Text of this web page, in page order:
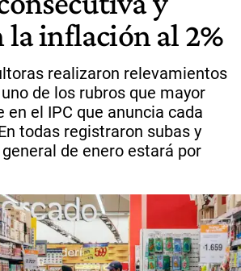
la inflación al 2%
realizaron relevamientos
de los rubros que mayor
en el IPC que anuncia cada
todas registraron subas y
de enero estará por